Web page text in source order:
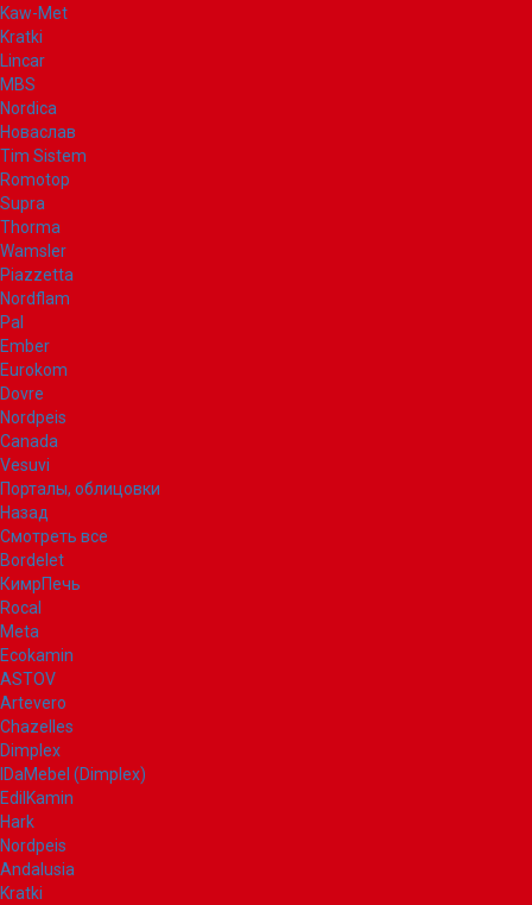
Kaw-Met
Kratki
Lincar
MBS
Nordica
Новаслав
Tim Sistem
Romotop
Supra
Thorma
Wamsler
Piazzetta
Nordflam
Pal
Ember
Eurokom
Dovre
Nordpeis
Canada
Vesuvi
Порталы, облицовки
Назад
Смотреть все
Bordelet
КимрПечь
Rocal
Meta
Ecokamin
ASTOV
Artevero
Chazelles
Dimplex
IDaMebel (Dimplex)
EdilKamin
Hark
Nordpeis
Andalusia
Kratki